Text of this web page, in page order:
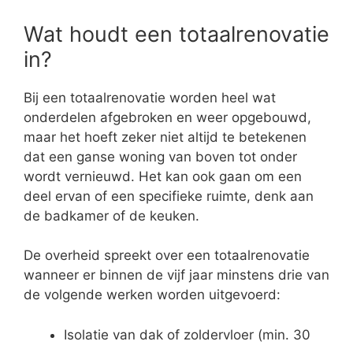
Wat houdt een totaalrenovatie
in?
Bij een totaalrenovatie worden heel wat
onderdelen afgebroken en weer opgebouwd,
maar het hoeft zeker niet altijd te betekenen
dat een ganse woning van boven tot onder
wordt vernieuwd. Het kan ook gaan om een
deel ervan of een specifieke ruimte, denk aan
de badkamer of de keuken.
De overheid spreekt over een totaalrenovatie
wanneer er binnen de vijf jaar minstens drie van
de volgende werken worden uitgevoerd:
Isolatie van dak of zoldervloer (min. 30